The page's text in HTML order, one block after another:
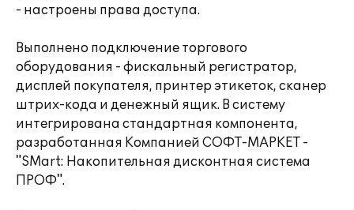
- настроены права доступа.
Выполнено подключение торгового
оборудования - фискальный регистратор,
дисплей покупателя, принтер этикеток, сканер
штрих-кода и денежный ящик. В систему
интегрирована стандартная компонента,
разработанная Компанией СОФТ-МАРКЕТ -
"SMart: Накопительная дисконтная система
ПРОФ".